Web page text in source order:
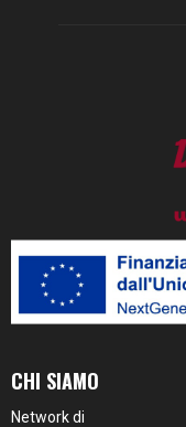
CHI SIAMO
Network di